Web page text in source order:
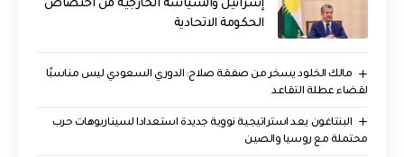
إسرائيل والسياسة الخارجية من اختصاص
الحكومة الاتحادية
مالك الخلود يسخر من صفقة صلاح: الدوري السعودي ليس مناسبًا
لقضاء عطلة التقاعد
البنتاغون يعد استراتيجية نووية جديدة استعدادا لسيناريوهات حرب
محتملة مع روسيا والصين